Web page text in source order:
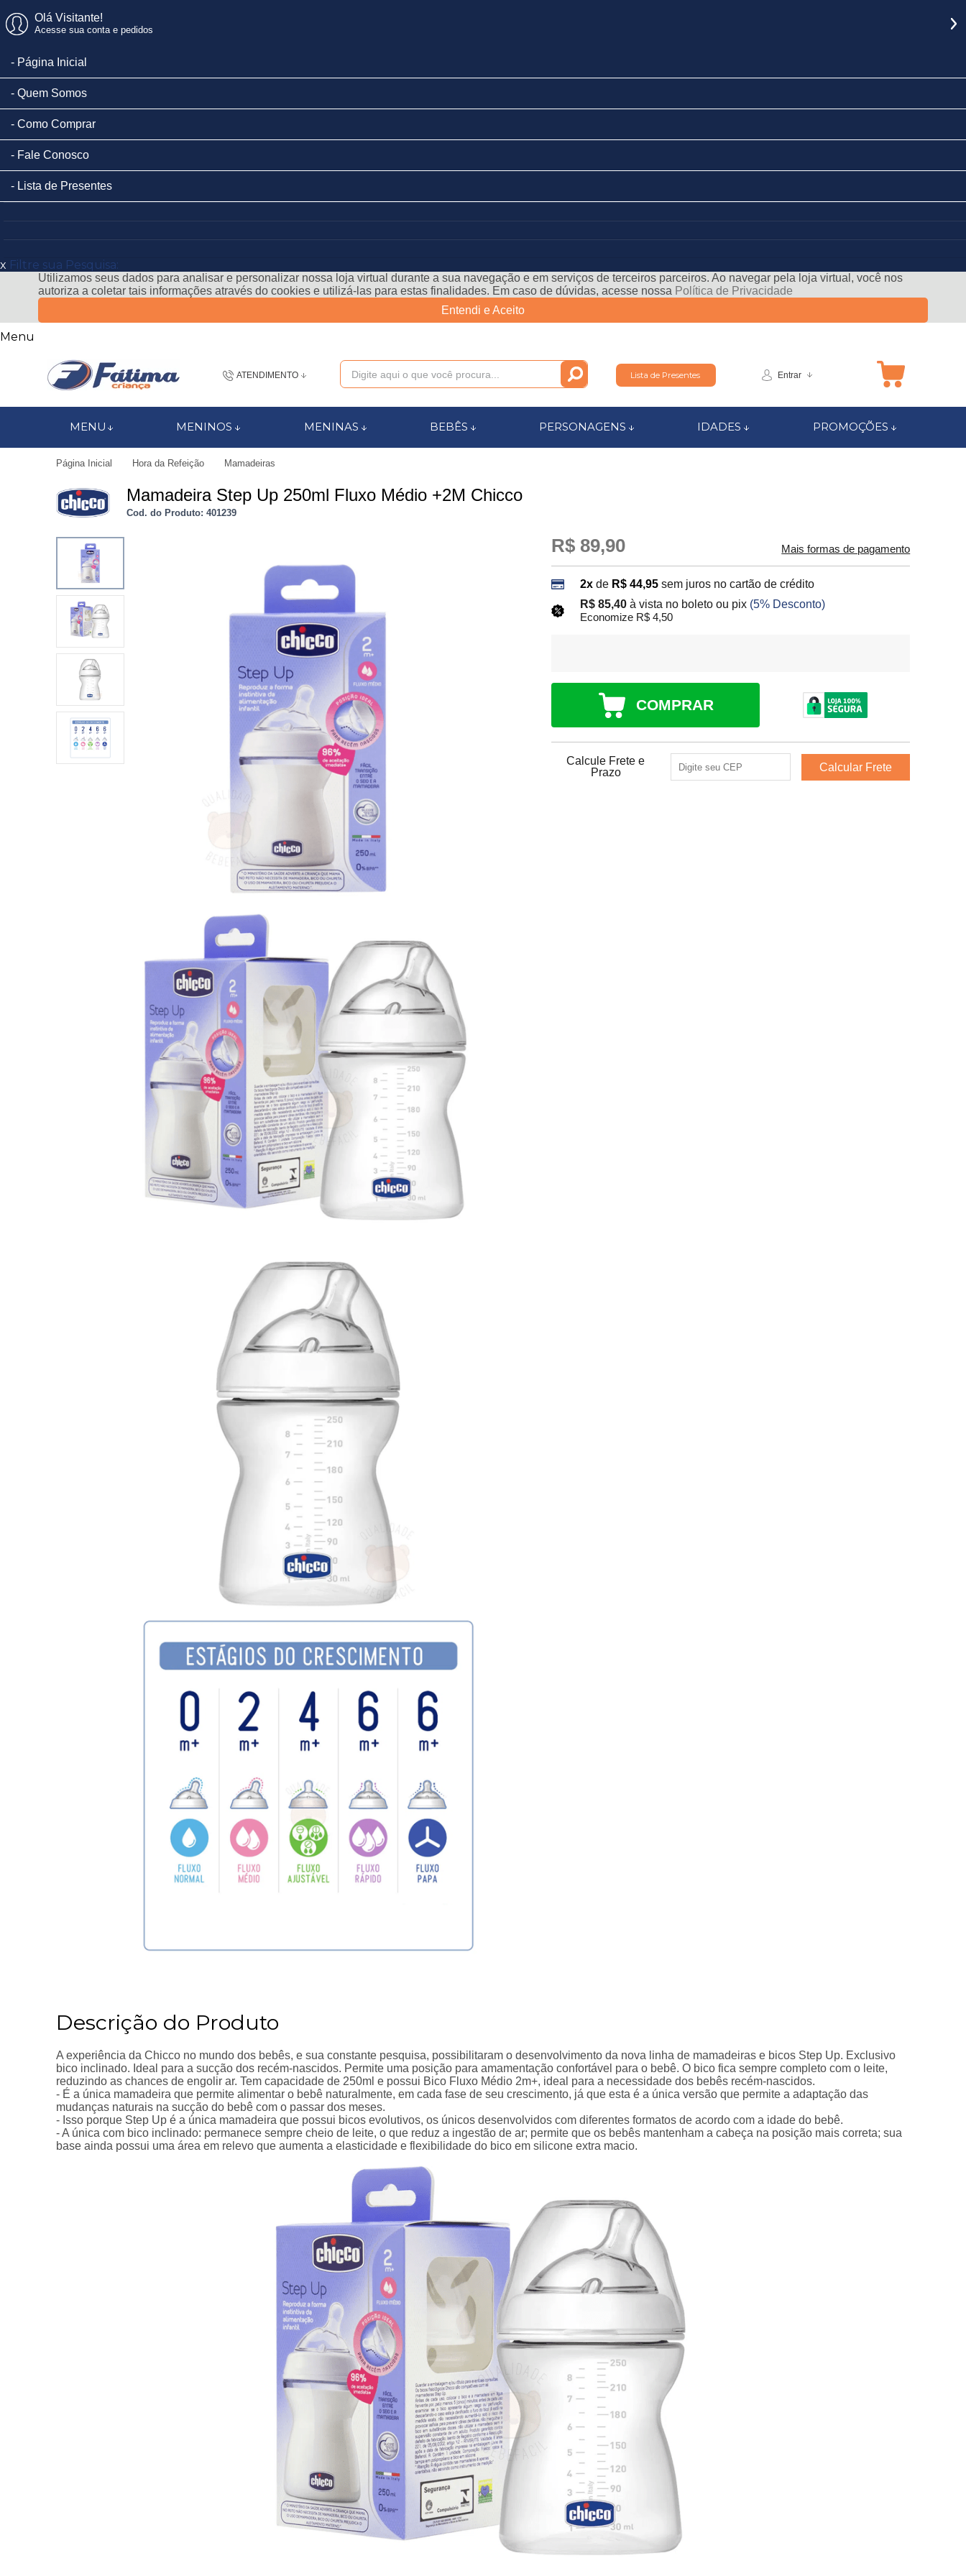
Olá Visitante!
Acesse sua conta e pedidos
Página Inicial
Quem Somos
Como Comprar
Fale Conosco
Lista de Presentes
x Filtre sua Pesquisa:
Utilizamos seus dados para analisar e personalizar nossa loja virtual durante a sua navegação e em serviços de terceiros parceiros. Ao navegar pela loja virtual, você nos
autoriza a coletar tais informações através do cookies e utilizá-las para estas finalidades. Em caso de dúvidas, acesse nossa Política de Privacidade
Entendi e Aceito
Menu
ATENDIMENTO Lista de Presentes Entrar
MENU MENINOS MENINAS BEBÊS PERSONAGENS IDADES PROMOÇÕES
Página Inicial Hora da Refeição Mamadeiras
Mamadeira Step Up 250ml Fluxo Médio +2M Chicco
Cod. do Produto: 401239
R$ 89,90 Mais formas de pagamento
2x de R$ 44,95 sem juros no cartão de crédito
R$ 85,40à vista no boleto ou pix (5% Desconto)
Economize R$ 4,50
COMPRAR
Calcule Frete e
Prazo
Descrição do Produto
A experiência da Chicco no mundo dos bebês, e sua constante pesquisa, possibilitaram o desenvolvimento da nova linha de mamadeiras e bicos Step Up. Exclusivo
bico inclinado. Ideal para a sucção dos recém-nascidos. Permite uma posição para amamentação confortável para o bebê. O bico fica sempre completo com o leite,
reduzindo as chances de engolir ar. Tem capacidade de 250ml e possui Bico Fluxo Médio 2m+, ideal para a necessidade dos bebês recém-nascidos.
- É a única mamadeira que permite alimentar o bebê naturalmente, em cada fase de seu crescimento, já que esta é a única versão que permite a adaptação das
mudanças naturais na sucção do bebê com o passar dos meses.
- Isso porque Step Up é a única mamadeira que possui bicos evolutivos, os únicos desenvolvidos com diferentes formatos de acordo com a idade do bebê.
- A única com bico inclinado: permanece sempre cheio de leite, o que reduz a ingestão de ar; permite que os bebês mantenham a cabeça na posição mais correta; sua
base ainda possui uma área em relevo que aumenta a elasticidade e flexibilidade do bico em silicone extra macio.